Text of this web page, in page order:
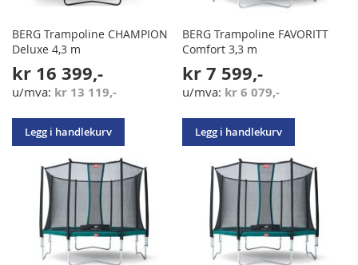
BERG Trampoline CHAMPION
Deluxe 4,3 m
kr 16 399,-
kr 13 119,-
Legg i handlekurv
BERG Trampoline FAVORITT
Comfort 3,3 m
kr 7 599,-
kr 6 079,-
Legg i handlekurv